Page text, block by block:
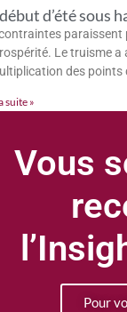
d’été sous
paraissent
Le truisme a
des points
suite »
Vous
Pour